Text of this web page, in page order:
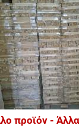
προϊόν -